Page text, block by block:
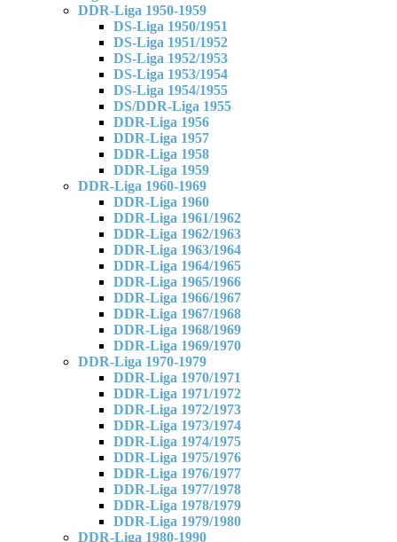
DDR-Liga 1950-1959
DS-Liga 1950/1951
DS-Liga 1951/1952
DS-Liga 1952/1953
DS-Liga 1953/1954
DS-Liga 1954/1955
DS/DDR-Liga 1955
DDR-Liga 1956
DDR-Liga 1957
DDR-Liga 1958
DDR-Liga 1959
DDR-Liga 1960-1969
DDR-Liga 1960
DDR-Liga 1961/1962
DDR-Liga 1962/1963
DDR-Liga 1963/1964
DDR-Liga 1964/1965
DDR-Liga 1965/1966
DDR-Liga 1966/1967
DDR-Liga 1967/1968
DDR-Liga 1968/1969
DDR-Liga 1969/1970
DDR-Liga 1970-1979
DDR-Liga 1970/1971
DDR-Liga 1971/1972
DDR-Liga 1972/1973
DDR-Liga 1973/1974
DDR-Liga 1974/1975
DDR-Liga 1975/1976
DDR-Liga 1976/1977
DDR-Liga 1977/1978
DDR-Liga 1978/1979
DDR-Liga 1979/1980
DDR-Liga 1980-1990